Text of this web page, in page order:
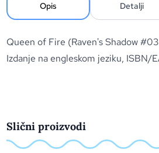
Opis Detalji
Queen of Fire (Raven's Shadow
Izdanje na engleskom jeziku,
Slični proizvodi